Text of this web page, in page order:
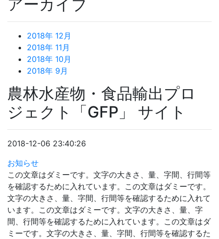
アーカイブ
2018年 12月
2018年 11月
2018年 10月
2018年 9月
農林水産物・食品輸出プロ
ジェクト「GFP」 サイト
2018-12-06 23:40:26
お知らせ
この文章はダミーです。文字の大きさ、量、字間、行間等
を確認するために入れています。この文章はダミーです。
文字の大きさ、量、字間、行間等を確認するために入れて
います。この文章はダミーです。文字の大きさ、量、字
間、行間等を確認するために入れています。この文章はダ
ミーです。文字の大きさ、量、字間、行間等を確認するた